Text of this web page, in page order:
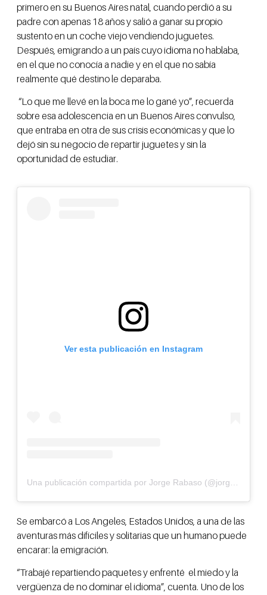
primero en su Buenos Aires natal, cuando perdió a su
padre con apenas 18 años y salió a ganar su propio
sustento en un coche viejo vendiendo juguetes.
Después, emigrando a un país cuyo idioma no hablaba,
en el que no conocía a nadie y en el que no sabía
realmente qué destino le deparaba.
“Lo que me llevé en la boca me lo gané yo”, recuerda
sobre esa adolescencia en un Buenos Aires convulso,
que entraba en otra de sus crisis económicas y que lo
dejó sin su negocio de repartir juguetes y sin la
oportunidad de estudiar.
Ver esta publicación en Instagram
Se embarcó a Los Angeles, Estados Unidos, a una de las
aventuras más difíciles y solitarias que un humano puede
encarar: la emigración.
“Trabajé repartiendo paquetes y enfrenté el miedo y la
vergüenza de no dominar el idioma”, cuenta. Uno de los